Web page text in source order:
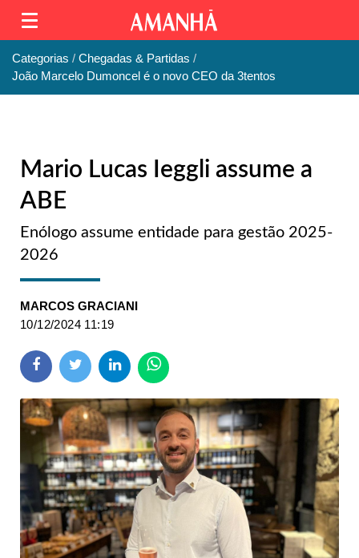
Categorias
Chegadas & Partidas
João Marcelo Dumoncel é o novo CEO da 3tentos
Mario Lucas Ieggli assume a
ABE
Enólogo assume entidade para gestão 2025-
2026
MARCOS GRACIANI
10/12/2024 11:19